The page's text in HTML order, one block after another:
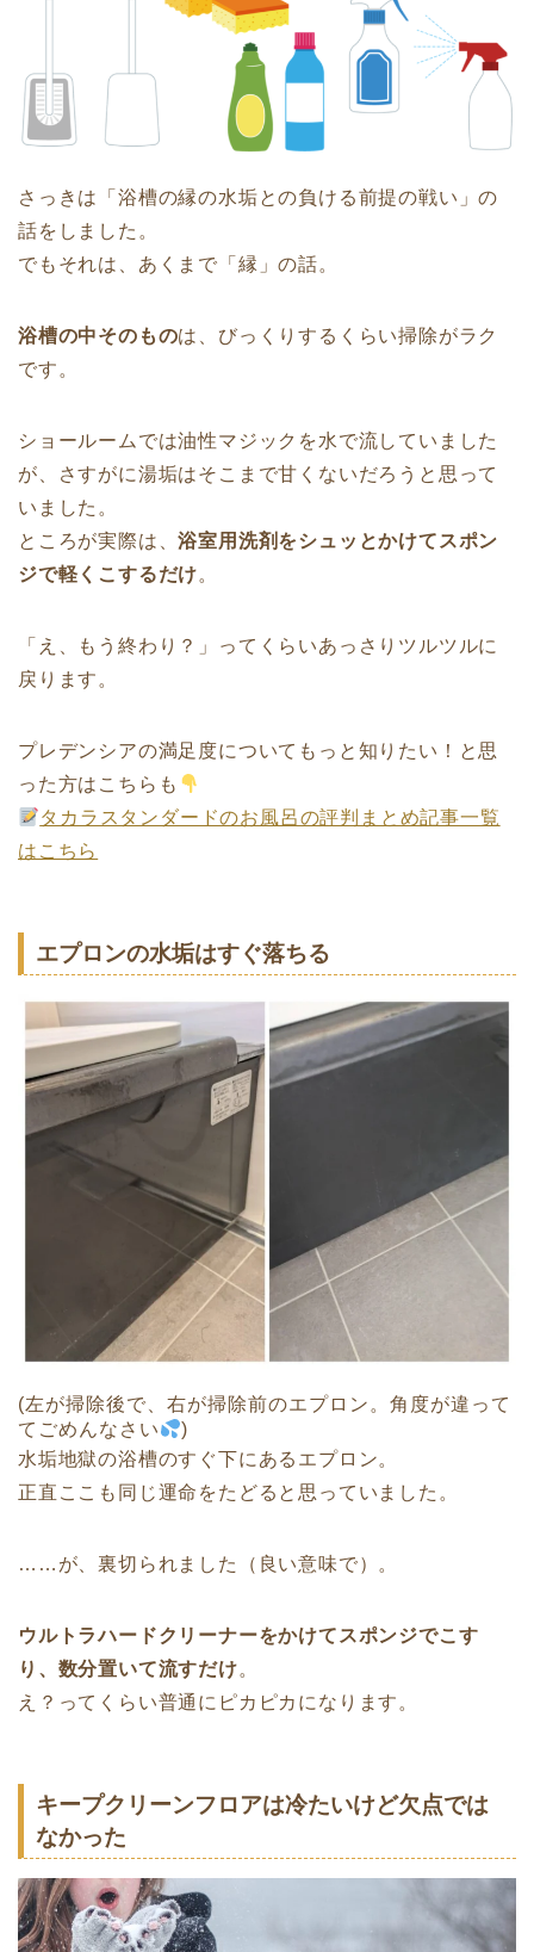
さっきは「浴槽の縁の水垢との負ける前提の戦い」の
話をしました。
でもそれは、あくまで「縁」の話。
浴槽の中そのものは、びっくりするくらい掃除がラク
です。
ショールームでは油性マジックを水で流していました
が、さすがに湯垢はそこまで甘くないだろうと思って
いました。
ところが実際は、浴室用洗剤をシュッとかけてスポン
ジで軽くこするだけ。
「え、もう終わり？」ってくらいあっさりツルツルに
戻ります。
プレデンシアの満足度についてもっと知りたい！と思
った方はこちらも
タカラスタンダードのお風呂の評判まとめ記事一覧
はこちら
エプロンの水垢はすぐ落ちる
(左が掃除後で、右が掃除前のエプロン。角度が違って
てごめんなさい
)
水垢地獄の浴槽のすぐ下にあるエプロン。
正直ここも同じ運命をたどると思っていました。
……が、裏切られました（良い意味で）。
ウルトラハードクリーナーをかけてスポンジでこす
り、数分置いて流すだけ。
え？ってくらい普通にピカピカになります。
キープクリーンフロアは冷たいけど欠点では
なかった